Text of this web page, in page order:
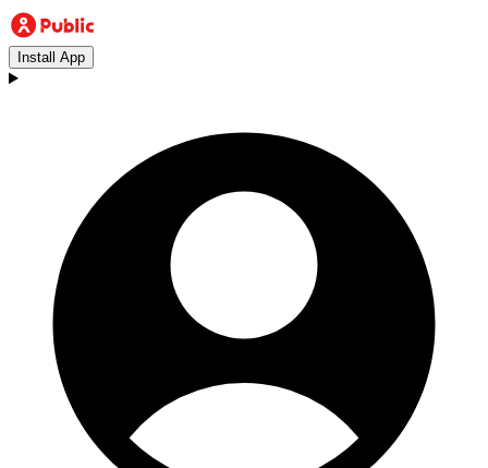
Install App